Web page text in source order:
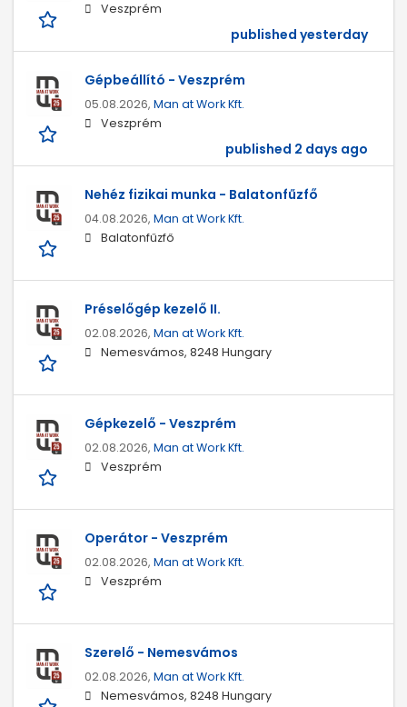
Veszprém
published yesterday
Gépbeállító - Veszprém
05.08.2026, Man at Work Kft.
Veszprém
published 2 days ago
Nehéz fizikai munka - Balatonfűzfő
04.08.2026, Man at Work Kft.
Balatonfűzfő
Préselőgép kezelő II.
02.08.2026, Man at Work Kft.
Nemesvámos, 8248 Hungary
Gépkezelő - Veszprém
02.08.2026, Man at Work Kft.
Veszprém
Operátor - Veszprém
02.08.2026, Man at Work Kft.
Veszprém
Szerelő - Nemesvámos
02.08.2026, Man at Work Kft.
Nemesvámos, 8248 Hungary